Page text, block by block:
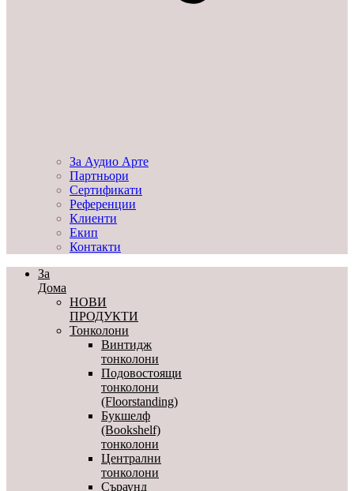
За Аудио Арте
Партньори
Сертификати
Референции
Клиенти
Екип
Контакти
За
Дома
НОВИ
ПРОДУКТИ
Тонколони
Винтидж
тонколони
Подовостоящи
тонколони
(Floorstanding)
Букшелф
(Bookshelf)
тонколони
Централни
тонколони
Съраунд